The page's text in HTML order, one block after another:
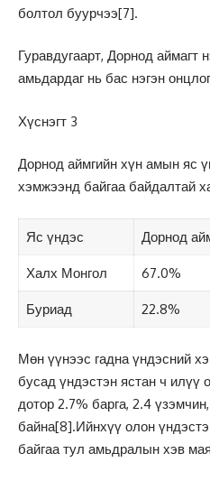
болтол буурчээ[7].
Гуравдугаарт, Дорнод аймагт
амьдардаг нь бас нэгэн
Хүснэгт 3
Дорнод аймгийн хүн амын яс
хэмжээнд байгаа байдалтай
Яс үндэс Дорнод
Халх Монгол 67.0%
Буриад 22.8%
Мөн үүнээс гадна үндэсний
бусад үндэстэн ястан ч илүү
дотор 2.7% барга, 2.4
байна[8].Ийнхүү олон
байгаа тул амьдралын хэв